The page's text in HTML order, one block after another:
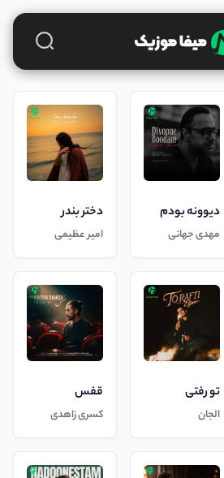
دیوونه بودم
مهدی جهانی
دختر بندر
امیر عظیمی
تو رفتی
الجان
قفس
کسری زاهدی